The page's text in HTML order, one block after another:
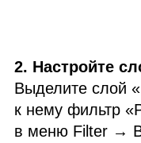
2. Настройте
Выделите слой
к нему фильтр
в меню Filter →